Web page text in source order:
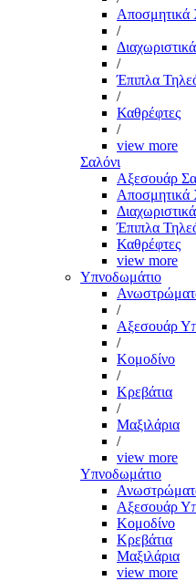
/
/
Έπιπλα
/
Καθρέφτες
/
view more
Σαλόνι
Αξεσουάρ
Έπιπλα
Καθρέφτες
view more
Υπνοδωμάτιο
/
Αξεσουάρ
/
Κομοδίνο
/
Κρεβάτια
/
Μαξιλάρια
/
view more
Υπνοδωμάτιο
Αξεσουάρ
Κομοδίνο
Κρεβάτια
Μαξιλάρια
view more